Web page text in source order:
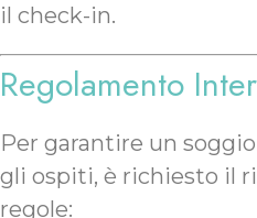
il check-in.
Regolamento
Per garantire un
gli ospiti, è richiesto il
regole: